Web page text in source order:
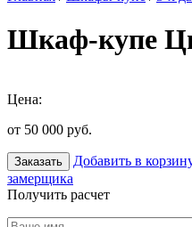
Шкаф-купе
Цена:
от 50 000 руб.
Заказать Добавить в
замерщика
Получить расчет